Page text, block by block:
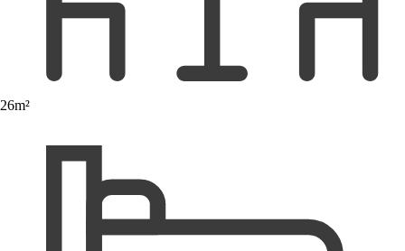
26m²